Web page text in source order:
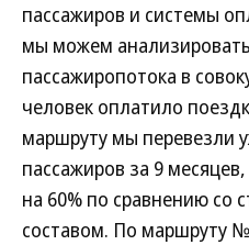
пассажиров и системы
мы можем
пассажиропотока в
человек оплатило
маршруту мы перевезли
пассажиров за 9
на 60% по сравнению
составом. По маршруту